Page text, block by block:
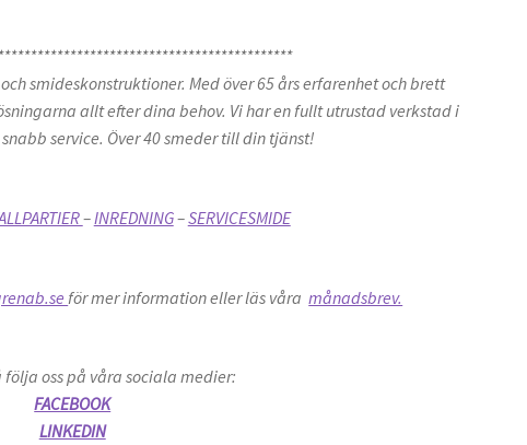
smideskonstruktioner. Med över 65 års erfarenhet och brett
allt efter dina behov. Vi har en fullt utrustad verkstad i
service. Över 40 smeder till din tjänst!
–INREDNING–SERVICESMIDE
för mer information eller läs våramånadsbrev.
följa oss på våra sociala medier:
FACEBOOK
LINKEDIN